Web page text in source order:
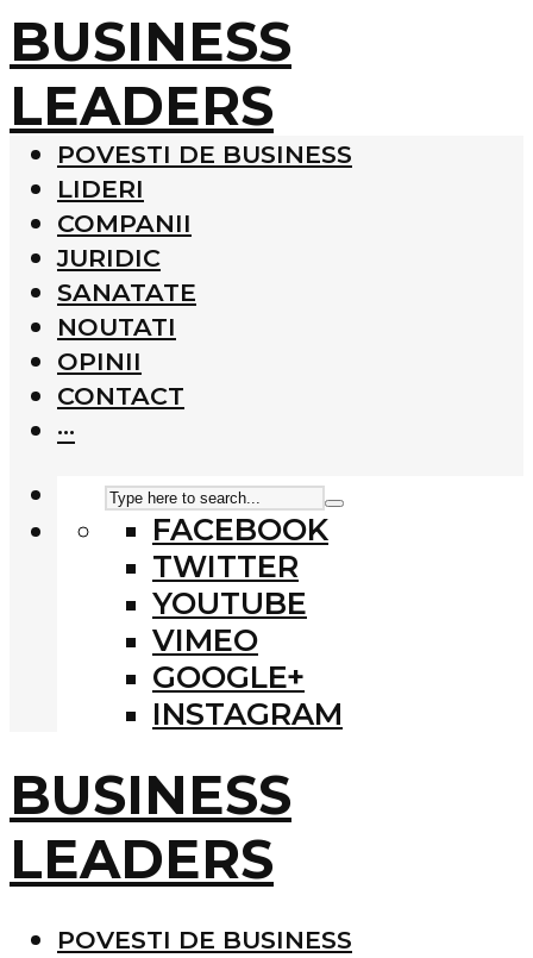
BUSINESS
LEADERS
POVESTI DE BUSINESS
LIDERI
COMPANII
JURIDIC
SANATATE
NOUTATI
OPINII
CONTACT
···
FACEBOOK
TWITTER
YOUTUBE
VIMEO
GOOGLE+
INSTAGRAM
BUSINESS
LEADERS
POVESTI DE BUSINESS